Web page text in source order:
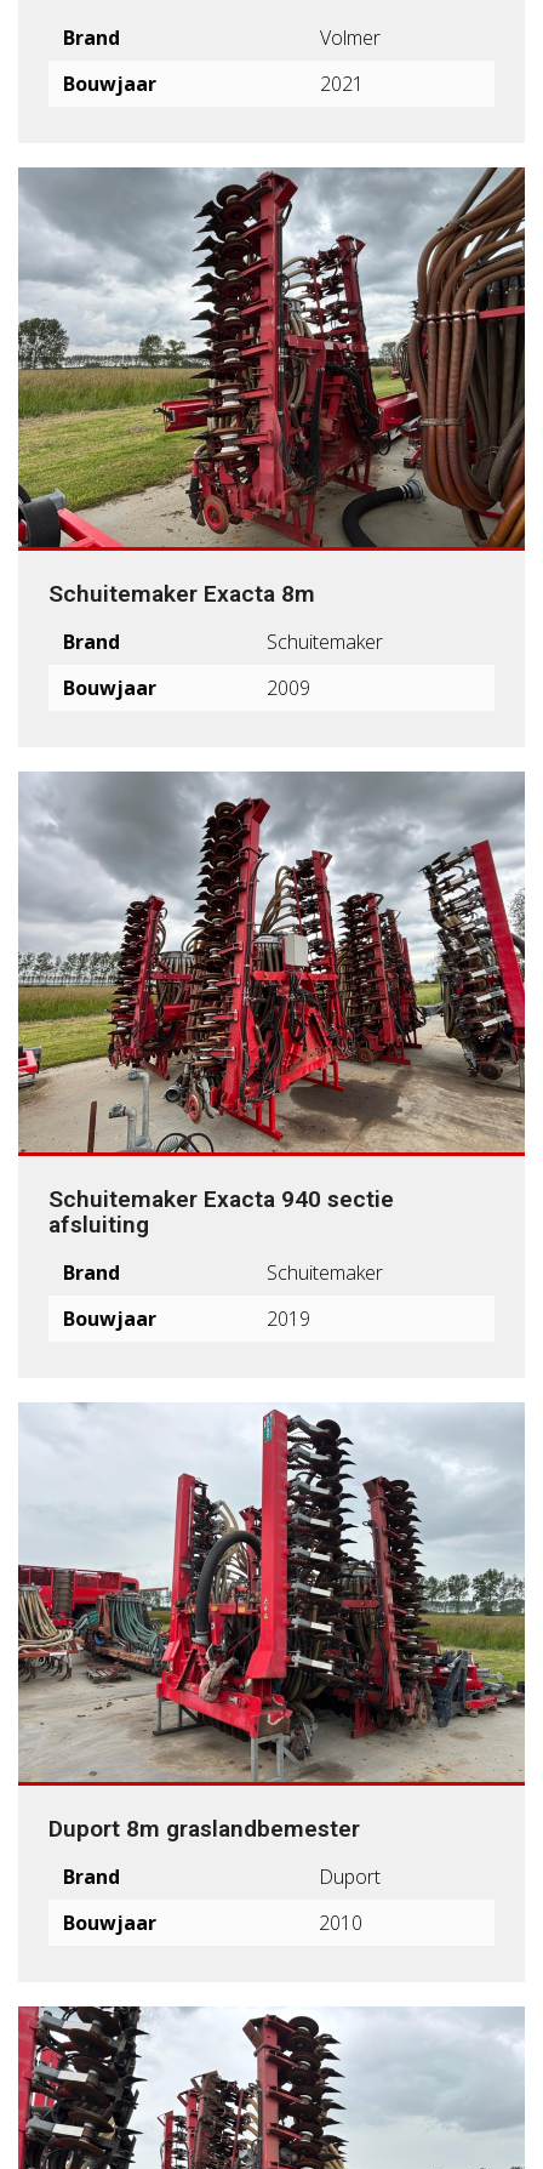
Brand
Volmer
Bouwjaar
2021
Schuitemaker Exacta 8m
Brand
Schuitemaker
Bouwjaar
2009
Schuitemaker Exacta 940 sectie
afsluiting
Brand
Schuitemaker
Bouwjaar
2019
Duport 8m graslandbemester
Brand
Duport
Bouwjaar
2010